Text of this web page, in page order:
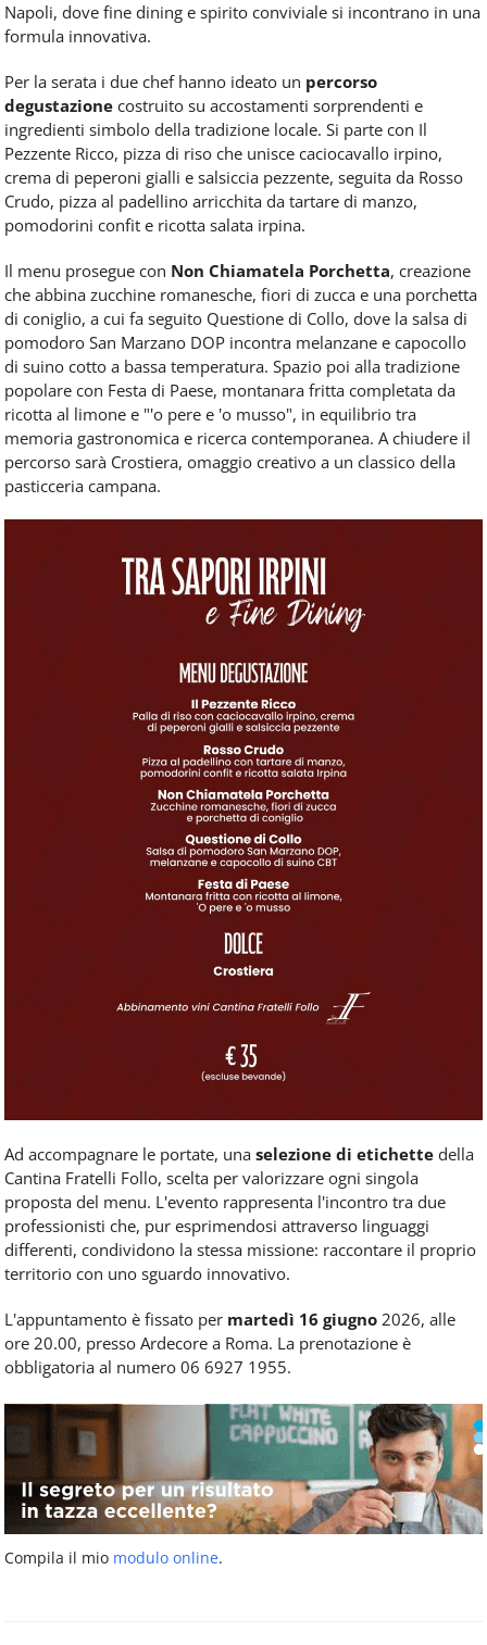
Napoli, dove fine dining e spirito conviviale si incontrano in una
formula innovativa.
Per la serata i due chef hanno ideato un percorso
degustazione costruito su accostamenti sorprendenti e
ingredienti simbolo della tradizione locale. Si parte con Il
Pezzente Ricco, pizza di riso che unisce caciocavallo irpino,
crema di peperoni gialli e salsiccia pezzente, seguita da Rosso
Crudo, pizza al padellino arricchita da tartare di manzo,
pomodorini confit e ricotta salata irpina.
Il menu prosegue con Non Chiamatela Porchetta, creazione
che abbina zucchine romanesche, fiori di zucca e una porchetta
di coniglio, a cui fa seguito Questione di Collo, dove la salsa di
pomodoro San Marzano DOP incontra melanzane e capocollo
di suino cotto a bassa temperatura. Spazio poi alla tradizione
popolare con Festa di Paese, montanara fritta completata da
ricotta al limone e "'o pere e 'o musso", in equilibrio tra
memoria gastronomica e ricerca contemporanea. A chiudere il
percorso sarà Crostiera, omaggio creativo a un classico della
pasticceria campana.
Ad accompagnare le portate, una selezione di etichette della
Cantina Fratelli Follo, scelta per valorizzare ogni singola
proposta del menu. L'evento rappresenta l'incontro tra due
professionisti che, pur esprimendosi attraverso linguaggi
differenti, condividono la stessa missione: raccontare il proprio
territorio con uno sguardo innovativo.
L'appuntamento è fissato per martedì 16 giugno 2026, alle
ore 20.00, presso Ardecore a Roma. La prenotazione è
obbligatoria al numero 06 6927 1955.
Compila il mio modulo online.